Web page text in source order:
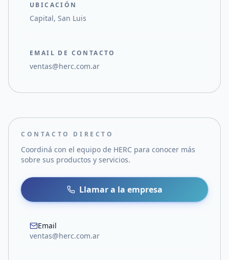
UBICACIÓN
Capital, San Luis
EMAIL DE CONTACTO
ventas@herc.com.ar
CONTACTO DIRECTO
Coordiná con el equipo de HERC para conocer más
sobre sus productos y servicios.
Llamar a la empresa
Email
ventas@herc.com.ar